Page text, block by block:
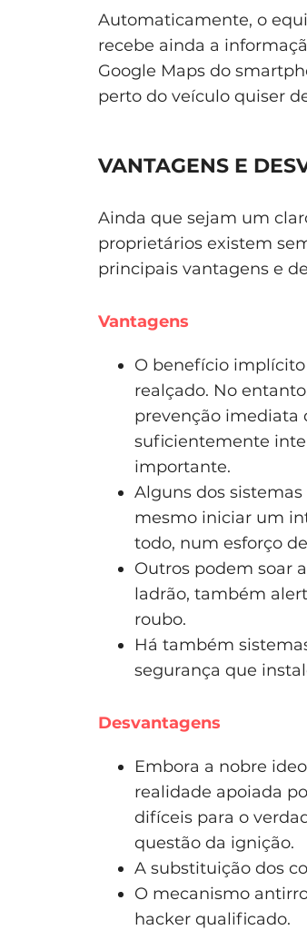
Automaticamente, o
recebe ainda a
Google Maps do
perto do veículo quiser
VANTAGENS E
Ainda que sejam um
proprietários existem
principais vantagens e
Vantagens
O benefício
realçado. No
prevenção imediata
suficientemente
importante.
Alguns dos
mesmo iniciar um
todo, num esforço
Outros podem soar
ladrão, também
roubo.
Há também
segurança que
Desvantagens
Embora a nobre
realidade apoiada
difíceis para o
questão da ignição.
A substituição dos
O mecanismo
hacker qualificado.